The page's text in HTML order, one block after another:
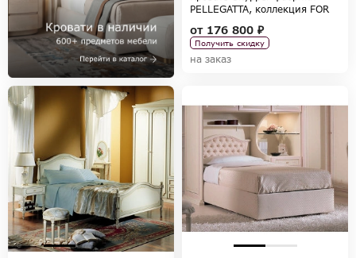
PELLEGATTA, коллекция FOR
от176 800 ₽
Получить скидку
на заказ